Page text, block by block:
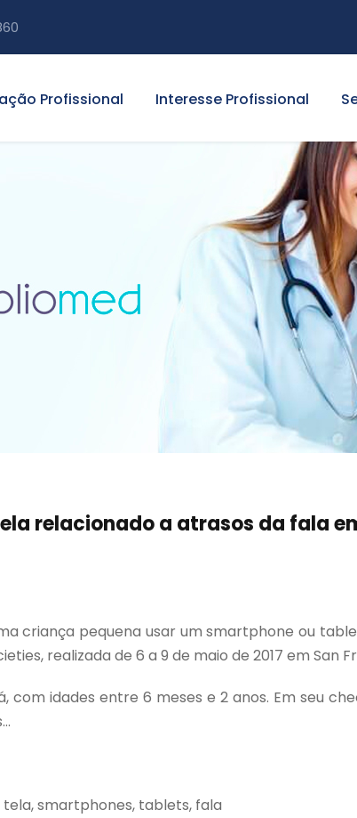
Profissional Interesse Profissional
relacionado a atrasos da fala
criança pequena usar um smartphone ou
realizada de 6 a 9 de maio de 2017 em San
idades entre 6 meses e 2 anos. Em seu
tela, smartphones, tablets, fala